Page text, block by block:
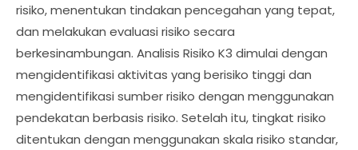
risiko, menentukan tindakan pencegahan yang tepat,
dan melakukan evaluasi risiko secara
berkesinambungan. Analisis Risiko K3 dimulai dengan
mengidentifikasi aktivitas yang berisiko tinggi dan
mengidentifikasi sumber risiko dengan menggunakan
pendekatan berbasis risiko. Setelah itu, tingkat risiko
ditentukan dengan menggunakan skala risiko standar,